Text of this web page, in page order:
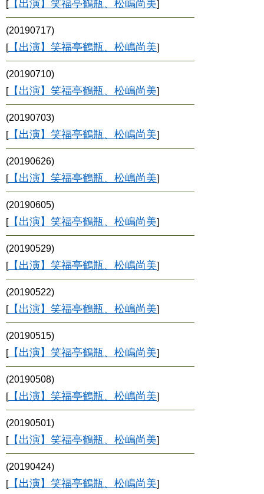
[【出演】笑福亭鶴瓶、松嶋尚美]
(20190717)
[【出演】笑福亭鶴瓶、松嶋尚美]
(20190710)
[【出演】笑福亭鶴瓶、松嶋尚美]
(20190703)
[【出演】笑福亭鶴瓶、松嶋尚美]
(20190626)
[【出演】笑福亭鶴瓶、松嶋尚美]
(20190605)
[【出演】笑福亭鶴瓶、松嶋尚美]
(20190529)
[【出演】笑福亭鶴瓶、松嶋尚美]
(20190522)
[【出演】笑福亭鶴瓶、松嶋尚美]
(20190515)
[【出演】笑福亭鶴瓶、松嶋尚美]
(20190508)
[【出演】笑福亭鶴瓶、松嶋尚美]
(20190501)
[【出演】笑福亭鶴瓶、松嶋尚美]
(20190424)
[【出演】笑福亭鶴瓶、松嶋尚美]